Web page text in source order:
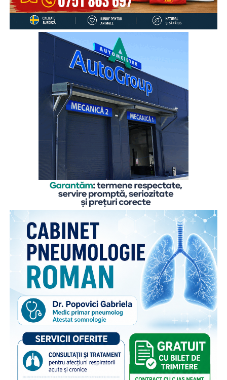
despre aceste aspecte cu altcineva.
„Cu toate că înțeleg rațional motivele care i-au determinat
pe părinți să plece în străinătate, pentru a le putea asigura
un trai decent, copiii rămași cel mai adesea în grija rudelor
din țară resimt absența părinților zi de zi, mai ales atunci
când au probleme, simt nevoia să fie sfătuiți sau să fie
sprijiniți emoțional. De aceea comunicarea cu părinții este
esențială, chiar și de la distanță, pentru că ea îi dă
copilului sentimentul de siguranță de care are atâta
explică
Gabriela Alexandrescu, Președinte
Executiv Salvați Copiii România.
În acest context, Organizația Salvați Copiii România
lansează activitățile din cadrul ediției 2026 a proiectului
„Sună-i zilnic! Conexiune dincolo de granițe”, finanțat de
Departamentul pentru Românii de Pretutindeni și adresat
părinților români care muncesc în străinătate. Proiectul
face parte din campania națională multianuală cu același
nume, care reunește, sub același concept, o serie de
inițiative menite să sprijine copiii rămași în țară și familiile
acestora. Pe lângă activitățile dedicate părinților din
diaspora, campania include acțiuni adresate persoanelor în
grija cărora rămân copiii, membrilor comunității și
specialiștilor din domeniile asistenței sociale și educației,
cu scopul de a susține bunăstarea emoțională a copiilor și
menținerea relației acestora cu părinții plecați la muncă în
străinătate. Campania se bucură de susținerea Autorității
Naționale pentru Protecția Drepturilor Copilului și Adopție,
a Poliției de Frontieră Române și Aeroporturilor Craiova,
Cluj-Napoca, Iași, Suceava.